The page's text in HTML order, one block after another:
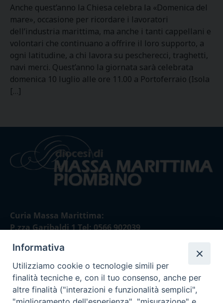
Anche quest’anno la Chiesa celebra la «Domenica del
mare», occasione per ricordare i lavoratori
dell’industria marittima, ma anche i tanti cappellani e
volontari che continuano a offrire il loro supporto, a
ogni latitudine, a chi lavora su pescherecci, traghetti,
navi merci. Quest’anno la giornata sarà celebrata
domenica 10 luglio alle ore 11.00 a Portoferraio (Isola
[…]
Curia Massa Marittima:
P.zza Garibaldi 1 Tel: 0566 902039
Curia Piombino:
Via Don Minzoni,58/A Tel e Fax: 0565 32036
E-mail:
curia@diocesimassamarittima.it
Informativa
Utilizziamo cookie o tecnologie simili per
finalità tecniche e, con il tuo consenso, anche per
altre finalità ("interazioni e funzionalità semplici",